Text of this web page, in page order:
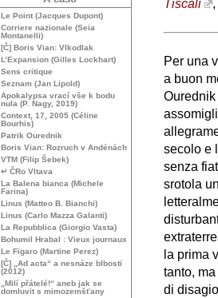
Tiscali
Per una
a buon
secolo e
senza
srotola
la prima
tanto,
di
Le Point (Jacques Dupont)
Corriere nazionale (Seia
Montanelli)
[Č] Boris Vian: Vlkodlak
L’Expansion (Gilles Lockhart)
Sens critique
Seznam (Jan Lipold)
Apokalypsa vrací vše k bodu
nula (P. Nagy, 2019)
Context, 17, 2005 (Céline
Bourhis)
Patrik Ourednik
Boris Vian: Rozruch v Andénách
VTM (Filip Šebek)
↵ ČRo Vltava
La Balena bianca (Michele
Farina)
Linus (Matteo B. Bianchi)
Linus (Carlo Mazza Galanti)
La Repubblica (Giorgio Vasta)
Bohumil Hrabal : Vieux journaux
Le Figaro (Martine Perez)
[Č] „Ad acta“ a nesnáze blbosti
(2012)
„Milí přátelé!“ aneb jak se
domluvit s mimozemšťany